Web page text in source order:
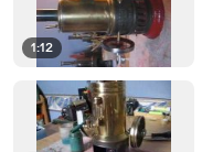
1:12